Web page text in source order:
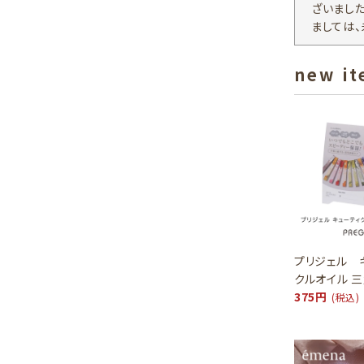
ざいまし
ましては
new
プリジェル
クルオイル
375円 (税込)